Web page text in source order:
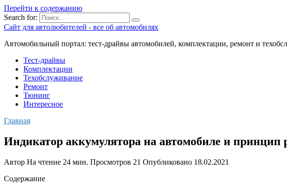
Перейти к содержанию
Search for:
Сайт для автолюбителей - все об автомобилях
Автомобильный портал: тест-драйвы автомобилей, комплектации, ремонт и
Тест-драйвы
Комплектации
Техобслуживание
Ремонт
Тюнинг
Интересное
Главная
Индикатор аккумулятора на автомобиле и принцип
Автор На чтение 24 мин. Просмотров 21 Опубликовано 18.02.2021
Содержание